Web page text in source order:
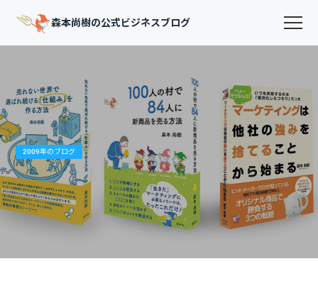
森本尚樹の公式ビジネスブログ
2009年のブログ